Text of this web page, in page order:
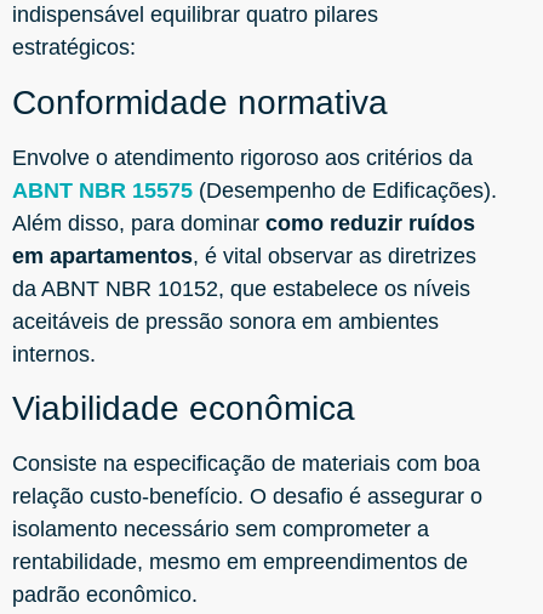
indispensável equilibrar quatro pilares
estratégicos:
Conformidade normativa
Envolve o atendimento rigoroso aos critérios da
ABNT NBR 15575 (Desempenho de Edificações).
Além disso, para dominar como reduzir ruídos
em apartamentos, é vital observar as diretrizes
da ABNT NBR 10152, que estabelece os níveis
aceitáveis de pressão sonora em ambientes
internos.
Viabilidade econômica
Consiste na especificação de materiais com boa
relação custo-benefício. O desafio é assegurar o
isolamento necessário sem comprometer a
rentabilidade, mesmo em empreendimentos de
padrão econômico.